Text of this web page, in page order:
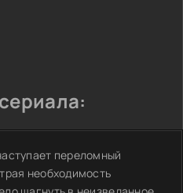
переломный
необходимость